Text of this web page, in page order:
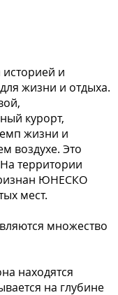
и
жизни и отдыха.
курорт,
жизни и
воздухе. Это
территории
ЮНЕСКО
мест.
множество
находятся
на глубине